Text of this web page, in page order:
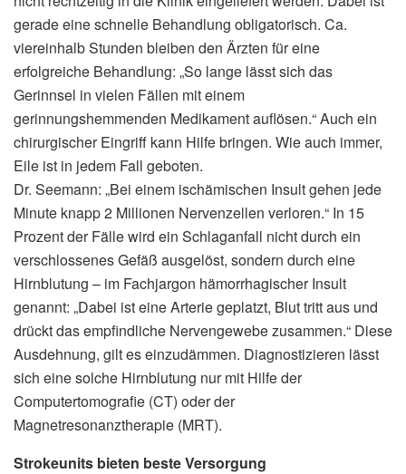
gerade eine schnelle Behandlung obligatorisch. Ca.
viereinhalb Stunden bleiben den Ärzten für eine
erfolgreiche Behandlung: „So lange lässt sich das
Gerinnsel in vielen Fällen mit einem
gerinnungshemmenden Medikament auflösen.“ Auch ein
chirurgischer Eingriff kann Hilfe bringen. Wie auch immer,
Eile ist in jedem Fall geboten.
Dr. Seemann: „Bei einem ischämischen Insult gehen jede
Minute knapp 2 Millionen Nervenzellen verloren.“ In 15
Prozent der Fälle wird ein Schlaganfall nicht durch ein
verschlossenes Gefäß ausgelöst, sondern durch eine
Hirnblutung – im Fachjargon hämorrhagischer Insult
genannt: „Dabei ist eine Arterie geplatzt, Blut tritt aus und
drückt das empfindliche Nervengewebe zusammen.“ Diese
Ausdehnung, gilt es einzudämmen. Diagnostizieren lässt
sich eine solche Hirnblutung nur mit Hilfe der
Computertomografie (CT) oder der
Magnetresonanztherapie (MRT).
Strokeunits bieten beste Versorgung